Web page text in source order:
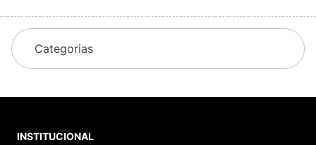
Categorias
INSTITUCIONAL